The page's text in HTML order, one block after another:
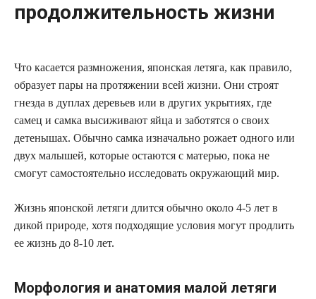
продолжительность жизни
Что касается размножения, японская летяга, как правило,
образует пары на протяжении всей жизни. Они строят
гнезда в дуплах деревьев или в других укрытиях, где
самец и самка высиживают яйца и заботятся о своих
детенышах. Обычно самка изначально рожает одного или
двух малышей, которые остаются с матерью, пока не
смогут самостоятельно исследовать окружающий мир.
Жизнь японской летяги длится обычно около 4-5 лет в
дикой природе, хотя подходящие условия могут продлить
ее жизнь до 8-10 лет.
Морфология и анатомия малой летяги